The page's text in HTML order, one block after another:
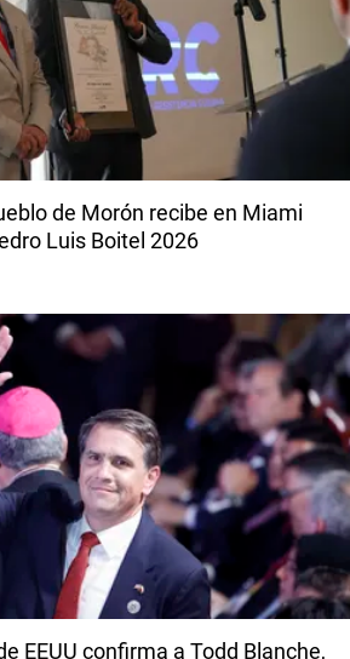
de Morón recibe en Miami
Luis Boitel 2026
EEUU confirma a Todd Blanche,